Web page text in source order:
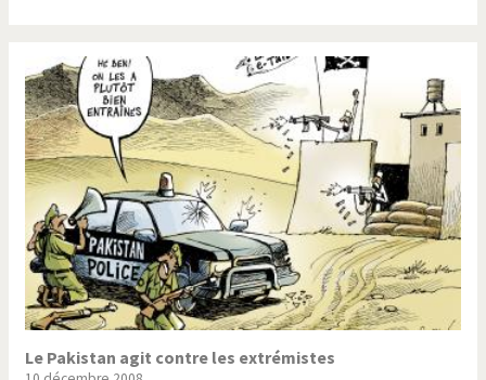
Le Pakistan agit contre les extrémistes